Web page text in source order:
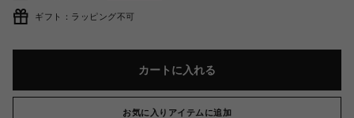
ギフト：ラッピング不可
カートに入れる
お気に入りアイテムに追加